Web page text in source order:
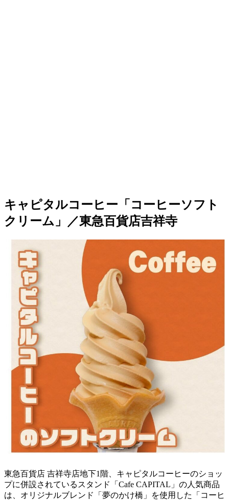
キャピタルコーヒー「コーヒーソフト
クリーム」／東急百貨店吉祥寺
東急百貨店 吉祥寺店地下1階、キャピタルコーヒーのショッ
プに併設されているスタンド「Cafe CAPITAL」の人気商品
は、オリジナルブレンド「夢のかけ橋」を使用した「コーヒ